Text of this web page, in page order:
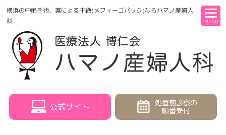
MENU
横浜の中絶手術、薬による中絶(メフィーゴパック)ならハマノ産婦人
科
公式サイト
処置前診察の
順番受付